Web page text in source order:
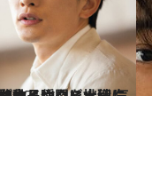
大切に 「今は作品作りに挑戦してみたい」
ャー